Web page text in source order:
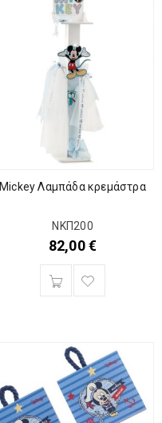
Mickey Λαμπάδα κρεμάστρα
ΝΚΠ200
82,00€